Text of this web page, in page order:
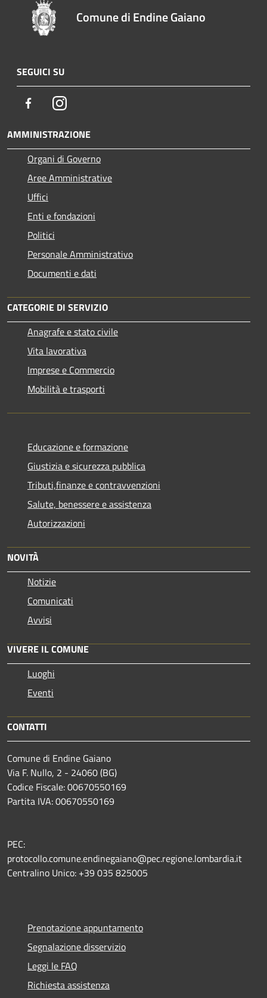
Comune di Endine Gaiano
SEGUICI SU
FacebookInstagram
AMMINISTRAZIONE
Organi di Governo
Aree Amministrative
Uffici
Enti e fondazioni
Politici
Personale Amministrativo
Documenti e dati
CATEGORIE DI SERVIZIO
Anagrafe e stato civile
Vita lavorativa
Imprese e Commercio
Mobilità e trasporti
Educazione e formazione
Giustizia e sicurezza pubblica
Tributi,finanze e contravvenzioni
Salute, benessere e assistenza
Autorizzazioni
NOVITÀ
Notizie
Comunicati
Avvisi
VIVERE IL COMUNE
Luoghi
Eventi
CONTATTI
Comune di Endine Gaiano
Via F. Nullo, 2 - 24060 (BG)
Codice Fiscale: 00670550169
Partita IVA: 00670550169
PEC:
protocollo.comune.endinegaiano@pec.regione.lombardia.it
Centralino Unico: +39 035 825005
Prenotazione appuntamento
Segnalazione disservizio
Leggi le FAQ
Richiesta assistenza